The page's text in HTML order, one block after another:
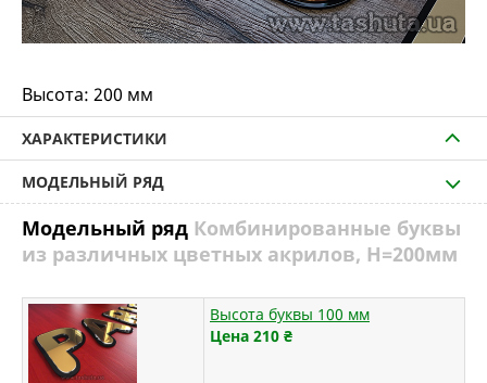
Высота: 200 мм
ХАРАКТЕРИСТИКИ
МОДЕЛЬНЫЙ РЯД
Модельный ряд Комбинированные буквы
из различных цветных акрилов, H=200мм
Высота буквы 100 мм
Цена 210 ₴